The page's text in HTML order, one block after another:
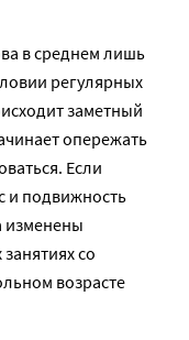
в среднем лишь
регулярных
заметный
опережать
Если
и подвижность
изменены
со
возрасте